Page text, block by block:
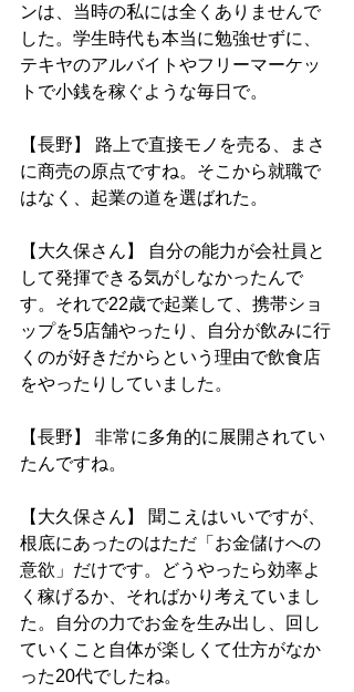
ンは、当時の私には全くありませんで
した。学生時代も本当に勉強せずに、
テキヤのアルバイトやフリーマーケッ
トで小銭を稼ぐような毎日で。
【長野】 路上で直接モノを売る、まさ
に商売の原点ですね。そこから就職で
はなく、起業の道を選ばれた。
【大久保さん】 自分の能力が会社員と
して発揮できる気がしなかったんで
す。それで22歳で起業して、携帯ショ
ップを5店舗やったり、自分が飲みに行
くのが好きだからという理由で飲食店
をやったりしていました。
【長野】 非常に多角的に展開されてい
たんですね。
【大久保さん】 聞こえはいいですが、
根底にあったのはただ「お金儲けへの
意欲」だけです。どうやったら効率よ
く稼げるか、そればかり考えていまし
た。自分の力でお金を生み出し、回し
ていくこと自体が楽しくて仕方がなか
った20代でしたね。